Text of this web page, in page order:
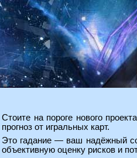
Стоите на пороге нового
прогноз от игральных карт.
Это гадание — ваш надёжный
объективную оценку рисков и